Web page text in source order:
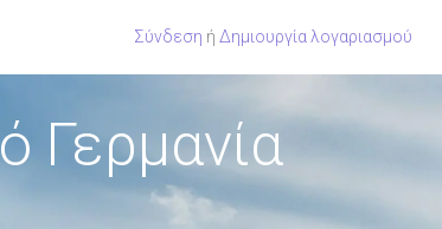
Σύνδεση ή Δημιουργία λογαριασμού
Γερμανία